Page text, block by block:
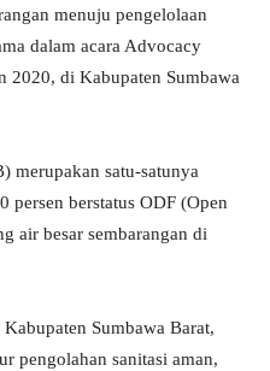
menuju pengelolaan
dalam acara Advocacy
di Kabupaten Sumbawa
merupakan satu-satunya
persen berstatus ODF (Open
air besar sembarangan di
Sumbawa Barat,
pengolahan sanitasi aman,